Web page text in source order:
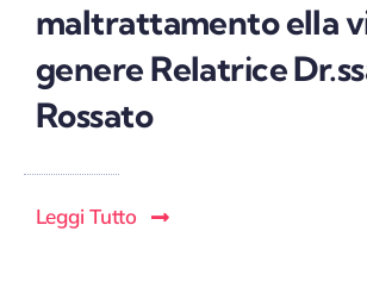
maltrattamento ella
genere Relatrice
Rossato
Leggi Tutto